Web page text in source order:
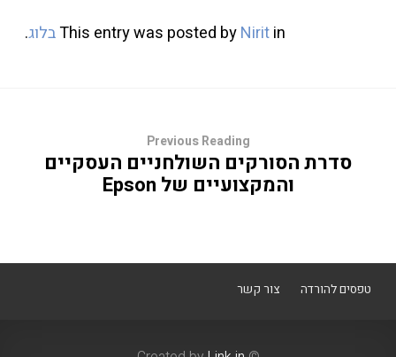
This entry was posted byNiritin בלוג.
Previous Reading
סדרת הסורקים השולחניים העסקיים
והמקצועיים של Epson
טפסים להורדה צור קשר